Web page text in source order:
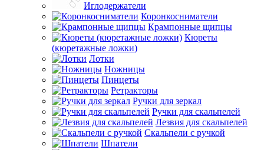
Иглодержатели
Коронкосниматели
Крампонные щипцы
Кюреты
(кюретажные ложки)
Лотки
Ножницы
Пинцеты
Ретракторы
Ручки для зеркал
Ручки для скальпелей
Лезвия для скальпелей
Скальпели с ручкой
Шпатели